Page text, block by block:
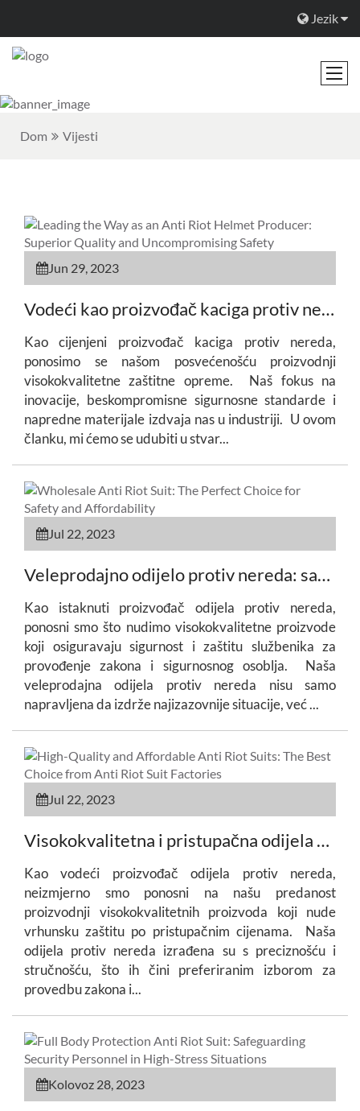
Jezik
Dom Vijesti
Jun 29, 2023
Vodeći kao proizvođač kaciga protiv nereda: Vrhunski kvalitet i beskompromisna sigurnost
Kao cijenjeni proizvođač kaciga protiv nereda,
ponosimo se našom posvećenošću proizvodnji
visokokvalitetne zaštitne opreme. Naš fokus na
inovacije, beskompromisne sigurnosne standarde i
napredne materijale izdvaja nas u industriji. U ovom
članku, mi ćemo se udubiti u stvar...
Jul 22, 2023
Veleprodajno odijelo protiv nereda: savršen izbor za sigurnost i pristupačnost
Kao istaknuti proizvođač odijela protiv nereda,
ponosni smo što nudimo visokokvalitetne proizvode
koji osiguravaju sigurnost i zaštitu službenika za
provođenje zakona i sigurnosnog osoblja. Naša
veleprodajna odijela protiv nereda nisu samo
napravljena da izdrže najizazovnije situacije, već ...
Jul 22, 2023
Visokokvalitetna i pristupačna odijela protiv nereda: Najbolji izbor iz tvornica odijela protiv nereda
Kao vodeći proizvođač odijela protiv nereda,
neizmjerno smo ponosni na našu predanost
proizvodnji visokokvalitetnih proizvoda koji nude
vrhunsku zaštitu po pristupačnim cijenama. Naša
odijela protiv nereda izrađena su s preciznošću i
stručnošću, što ih čini preferiranim izborom za
provedbu zakona i...
Kolovoz 28, 2023